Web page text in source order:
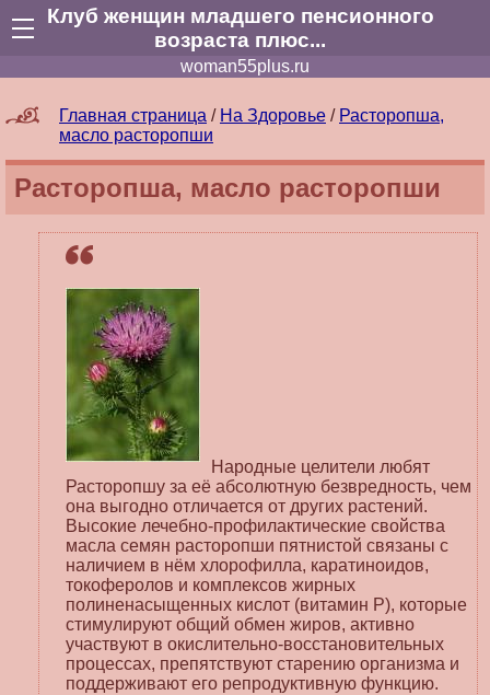
Клуб женщин младшего пенсионного
возраста плюс...
woman55plus.ru
Главная страница / На Здоровье / Расторопша,
масло расторопши
Расторопша, масло расторопши
Народные целители любят
Расторопшу за её абсолютную безвредность, чем
она выгодно отличается от других растений.
Высокие лечебно-профилактические свойства
масла семян расторопши пятнистой связаны с
наличием в нём хлорофилла, каратиноидов,
токоферолов и комплексов жирных
полиненасыщенных кислот (витамин Р), которые
стимулируют общий обмен жиров, активно
участвуют в окислительно-восстановительных
процессах, препятствуют старению организма и
поддерживают его репродуктивную функцию.